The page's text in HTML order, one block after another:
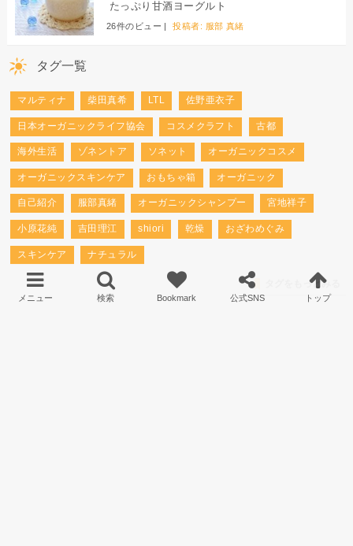
たっぷり甘酒ヨーグルト
26件のビュー | 投稿者: 服部 真緒
タグ一覧
マルティナ 柴田真希 LTL 佐野亜衣子
日本オーガニックライフ協会 コスメクラフト 古都
海外生活 ゾネントア ソネット オーガニックコスメ
オーガニックスキンケア おもちゃ箱 オーガニック
自己紹介 服部真緒 オーガニックシャンプー 宮地祥子
小原花純 吉田理江 shiori 乾燥 おざわめぐみ
スキンケア ナチュラル
タグをもっとみる